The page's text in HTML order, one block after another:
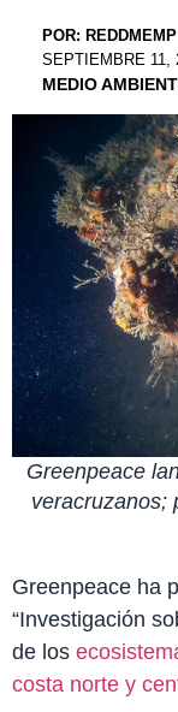
POR: REDDMEMP
SEPTIEMBRE 11,
MEDIO
Greenpeace
veracruzanos;
Greenpeace ha
“Investigación
de los
costa norte y